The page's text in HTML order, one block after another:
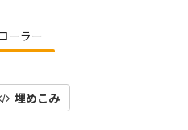
ーラー
埋めこみ